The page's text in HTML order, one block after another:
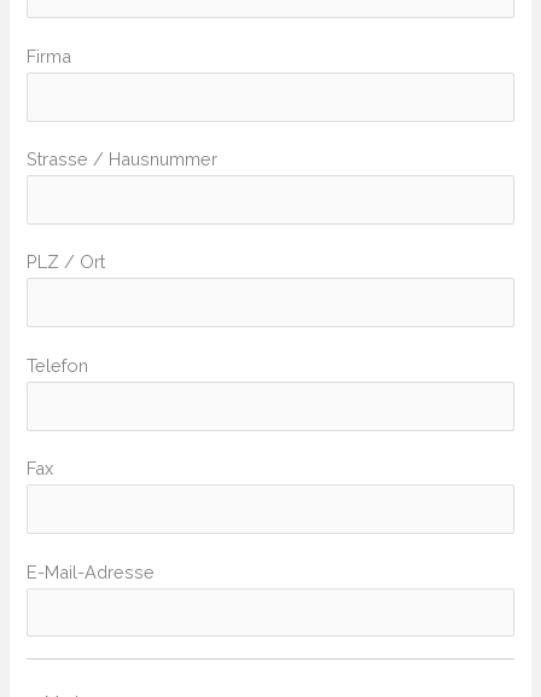
Firma
Strasse / Hausnummer
PLZ / Ort
Telefon
Fax
E-Mail-Adresse